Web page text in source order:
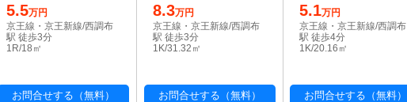
5.5万円
京王線・京王新線/西調布
駅 徒歩3分
1R/18㎡
お問合せする（無料）
8.3万円
京王線・京王新線/西調布
駅 徒歩3分
1K/31.32㎡
お問合せする（無料）
5.1万円
京王線・京王新線/西調布
駅 徒歩4分
1K/20.16㎡
お問合せする（無料）